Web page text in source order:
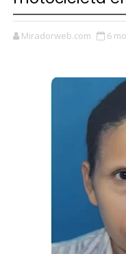
Miradorweb.com 6